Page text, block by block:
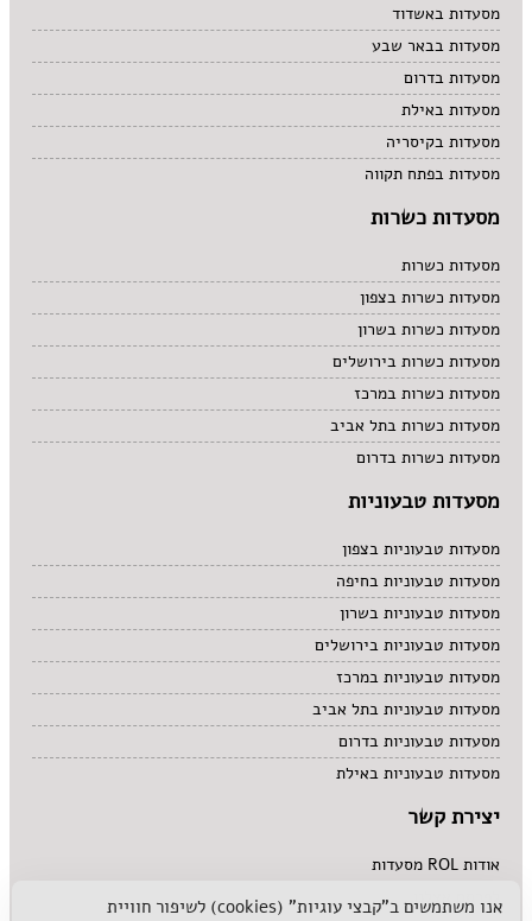
מסעדות באשדוד
מסעדות בבאר שבע
מסעדות בדרום
מסעדות באילת
מסעדות בקיסריה
מסעדות בפתח תקווה
מסעדות כשרות
מסעדות כשרות
מסעדות כשרות בצפון
מסעדות כשרות בשרון
מסעדות כשרות בירושלים
מסעדות כשרות במרכז
מסעדות כשרות בתל אביב
מסעדות כשרות בדרום
מסעדות טבעוניות
מסעדות טבעוניות בצפון
מסעדות טבעוניות בחיפה
מסעדות טבעוניות בשרון
מסעדות טבעוניות בירושלים
מסעדות טבעוניות במרכז
מסעדות טבעוניות בתל אביב
מסעדות טבעוניות בדרום
מסעדות טבעוניות באילת
יצירת קשר
אודות ROL מסעדות
אנו משתמשים ב"קבצי עוגיות" (cookies) לשיפור חוויית